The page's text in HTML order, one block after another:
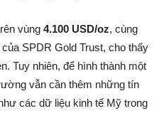
vùng 4.100 USD/oz, cùng
SPDR Gold Trust, cho thấy
Tuy nhiên, để hình thành một
vẫn cần thêm những tín
các dữ liệu kinh tế Mỹ trong